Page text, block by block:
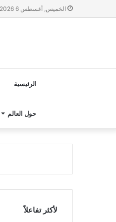
الخميس, أغسطس 6 2026
الرئيسية
حول العالم
لأكثر تفاعلاً